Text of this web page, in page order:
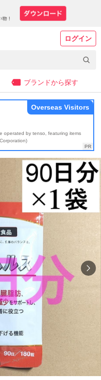
ログイン
ブランドから探す
operated by tenso, featuring items
Overseas Visitors